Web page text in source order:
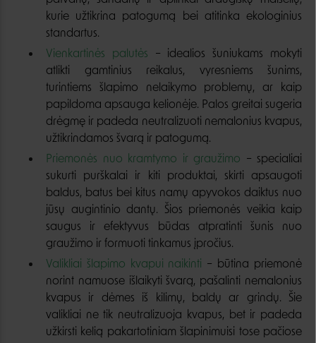
kurie užtikrina patogumą bei atitinka ekologinius
standartus.
Vienkartinės palutės – idealios šuniukams mokyti
atlikti gamtinius reikalus, vyresniems šunims,
turintiems šlapimo nelaikymo problemų, ar kaip
papildoma apsauga kelionėje. Palos greitai sugeria
drėgmę ir padeda neutralizuoti nemalonius kvapus,
užtikrindamos švarą ir patogumą.
Priemonės nuo kramtymo ir graužimo – specialiai
sukurti purškalai ir kiti produktai, skirti apsaugoti
baldus, batus bei kitus namų apyvokos daiktus nuo
jūsų augintinio dantų. Šios priemonės veikia kaip
saugus ir efektyvus būdas atpratinti šunis nuo
graužimo ir formuoti tinkamus įpročius.
Valikliai šlapimo kvapui naikinti – būtina priemonė
norint namuose išlaikyti švarą, pašalinti nemalonius
kvapus ir dėmes iš kilimų, baldų ar grindų. Šie
valikliai ne tik neutralizuoja kvapus, bet ir padeda
užkirsti kelią pakartotiniam šlapinimuisi tose pačiose